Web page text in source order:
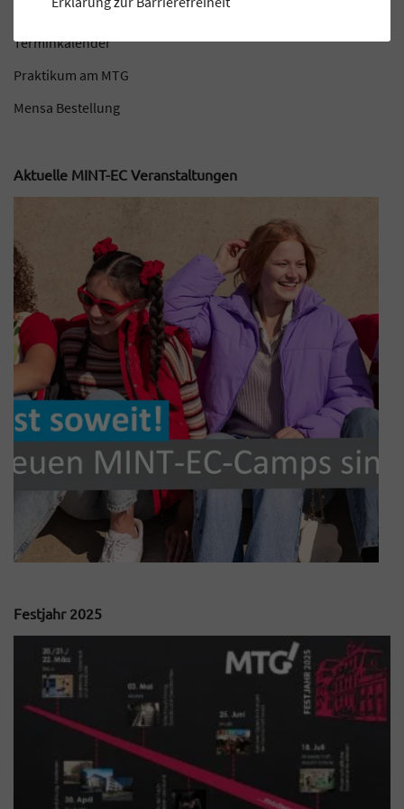
MINT-EC-Veranstaltungen
Terminkalender
Praktikum am MTG
Mensa Bestellung
Aktuelle MINT-EC Veranstaltungen
Festjahr 2025